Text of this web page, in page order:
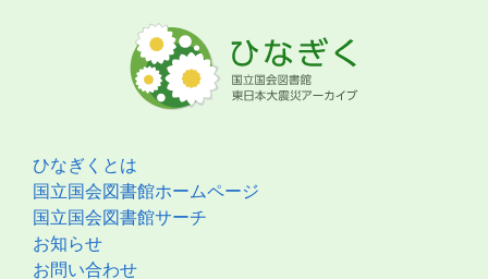
ひなぎくとは
国立国会図書館ホームページ
国立国会図書館サーチ
お知らせ
お問い合わせ